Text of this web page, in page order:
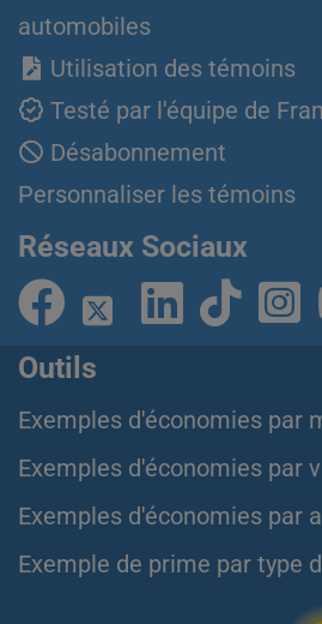
automobiles
Utilisation des témoins
Testé par l'équipe de
Désabonnement
Personnaliser les témoins
Réseaux Sociaux
Outils
Exemples d'économies par
Exemples d'économies par
Exemples d'économies par
Exemple de prime par type